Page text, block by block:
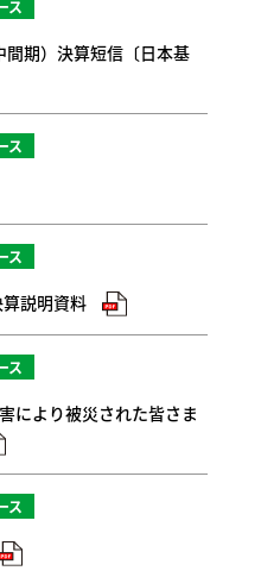
ス
期）決算短信〔日本基
ス
ス
説明資料
ス
により被災された皆さま
ス